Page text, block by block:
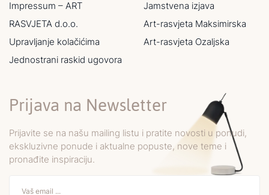
Impressum – ART
RASVJETA d.o.o.
Upravljanje kolačićima
Jednostrani raskid ugovora
Jamstvena izjava
Art-rasvjeta Maksimirska
Art-rasvjeta Ozaljska
Prijava na Newsletter
Prijavite se na našu mailing listu i pratite novosti u ponudi,
ekskluzivne ponude i aktualne popuste, nove teme i
pronađite inspiraciju.